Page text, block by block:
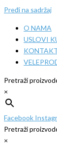
Pređi na sadržaj
O NAMA
USLOVI
Pretraži
×
Facebook
Pretraži
×